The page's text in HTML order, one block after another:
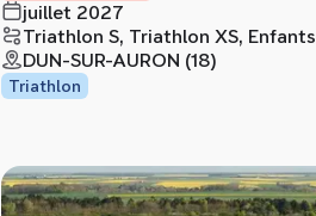
juillet 2027
Triathlon S, Triathlon XS, Enfants
DUN-SUR-AURON (18)
Triathlon